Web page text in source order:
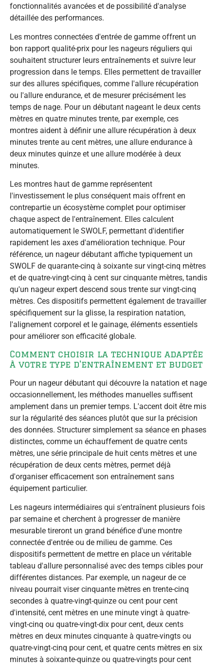
fonctionnalités avancées et de possibilité d'analyse
détaillée des performances.
Les montres connectées d'entrée de gamme offrent un
bon rapport qualité-prix pour les nageurs réguliers qui
souhaitent structurer leurs entraînements et suivre leur
progression dans le temps. Elles permettent de travailler
sur des allures spécifiques, comme l'allure récupération
ou l'allure endurance, et de mesurer précisément les
temps de nage. Pour un débutant nageant le deux cents
mètres en quatre minutes trente, par exemple, ces
montres aident à définir une allure récupération à deux
minutes trente au cent mètres, une allure endurance à
deux minutes quinze et une allure modérée à deux
minutes.
Les montres haut de gamme représentent
l'investissement le plus conséquent mais offrent en
contrepartie un écosystème complet pour optimiser
chaque aspect de l'entraînement. Elles calculent
automatiquement le SWOLF, permettant d'identifier
rapidement les axes d'amélioration technique. Pour
référence, un nageur débutant affiche typiquement un
SWOLF de quarante-cinq à soixante sur vingt-cinq mètres
et de quatre-vingt-cinq à cent sur cinquante mètres, tandis
qu'un nageur expert descend sous trente sur vingt-cinq
mètres. Ces dispositifs permettent également de travailler
spécifiquement sur la glisse, la respiration natation,
l'alignement corporel et le gainage, éléments essentiels
pour améliorer son efficacité globale.
Comment choisir la technique adaptée
à votre type d'entraînement et budget
Pour un nageur débutant qui découvre la natation et nage
occasionnellement, les méthodes manuelles suffisent
amplement dans un premier temps. L'accent doit être mis
sur la régularité des séances plutôt que sur la précision
des données. Structurer simplement sa séance en phases
distinctes, comme un échauffement de quatre cents
mètres, une série principale de huit cents mètres et une
récupération de deux cents mètres, permet déjà
d'organiser efficacement son entraînement sans
équipement particulier.
Les nageurs intermédiaires qui s'entraînent plusieurs fois
par semaine et cherchent à progresser de manière
mesurable tireront un grand bénéfice d'une montre
connectée d'entrée ou de milieu de gamme. Ces
dispositifs permettent de mettre en place un véritable
tableau d'allure personnalisé avec des temps cibles pour
différentes distances. Par exemple, un nageur de ce
niveau pourrait viser cinquante mètres en trente-cinq
secondes à quatre-vingt-quinze ou cent pour cent
d'intensité, cent mètres en une minute vingt à quatre-
vingt-cinq ou quatre-vingt-dix pour cent, deux cents
mètres en deux minutes cinquante à quatre-vingts ou
quatre-vingt-cinq pour cent, et quatre cents mètres en six
minutes à soixante-quinze ou quatre-vingts pour cent